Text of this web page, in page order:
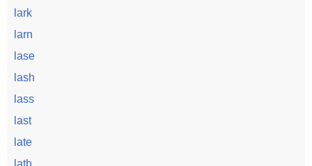
lark
larn
lase
lash
lass
last
late